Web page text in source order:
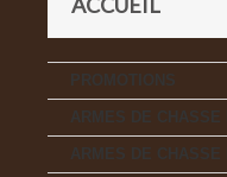
PROMOTIONS
ARMES DE CHASSE
ARMES DE CHASSE